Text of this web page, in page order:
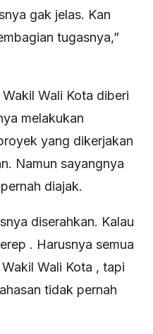
gak jelas. Kan
tugasnya,”
Wali Kota diberi
melakukan
yang dikerjakan
Namun sayangnya
diajak.
diserahkan. Kalau
. Harusnya semua
Wali Kota , tapi
tidak pernah